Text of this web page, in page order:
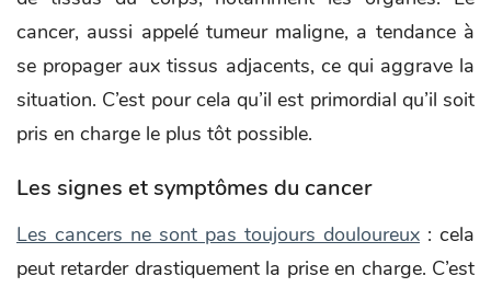
cancer, aussi appelé tumeur maligne, a tendance à
se propager aux tissus adjacents, ce qui aggrave la
situation. C’est pour cela qu’il est primordial qu’il soit
pris en charge le plus tôt possible.
Les signes et symptômes du cancer
Les cancers ne sont pas toujours douloureux : cela
peut retarder drastiquement la prise en charge. C’est